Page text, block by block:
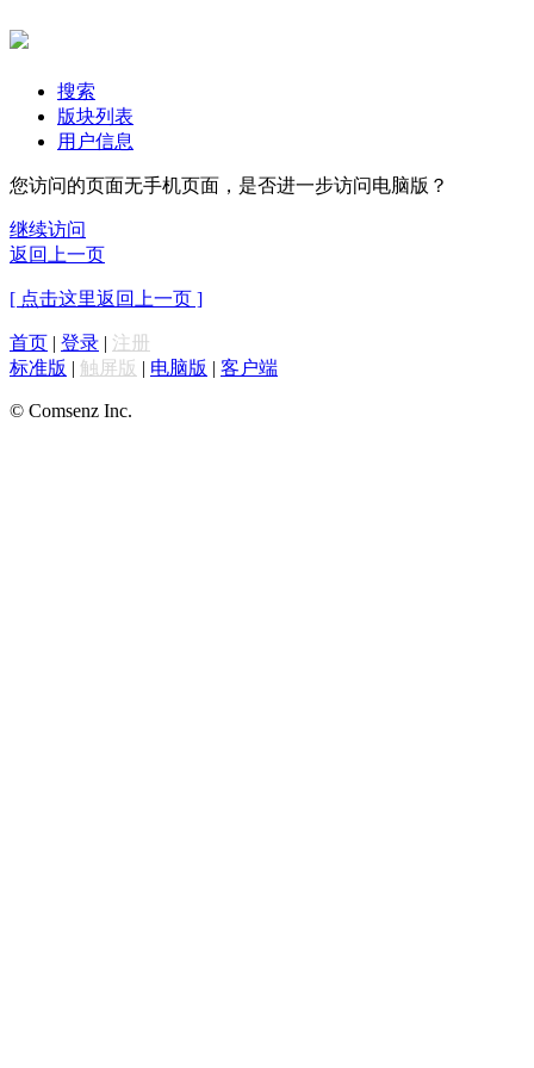
搜索
版块列表
用户信息
您访问的页面无手机页面，是否进一步访问电脑版？
继续访问
返回上一页
[ 点击这里返回上一页 ]
首页 | 登录 | 注册
标准版 | 触屏版 | 电脑版 | 客户端
© Comsenz Inc.